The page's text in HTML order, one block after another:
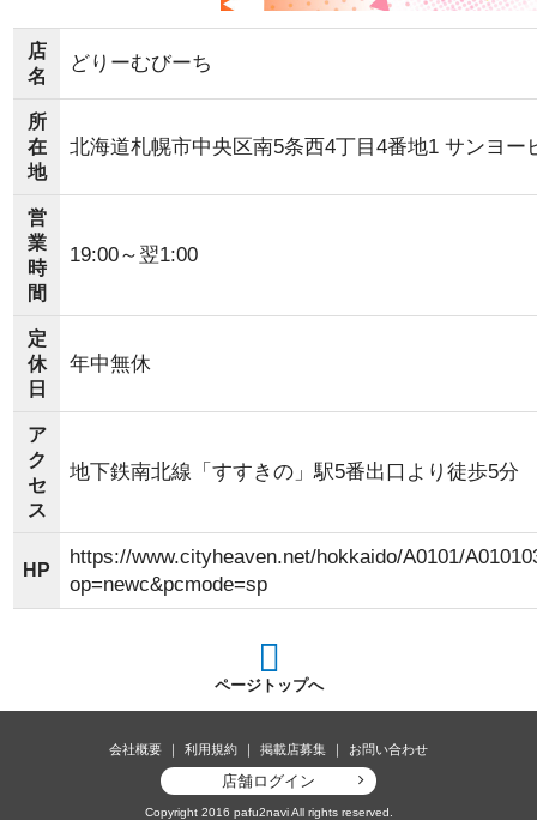
店
名
どりーむびーち
所
在
地
北海道札幌市中央区南5条西4丁目4番地1 サンヨー
営
業
時
間
19:00～翌1:00
定
休
日
年中無休
ア
ク
セ
ス
地下鉄南北線「すすきの」駅5番出口より徒歩5分
HP
https://www.cityheaven.net/hokkaido/A0101/
op=newc&pcmode=sp
ページトップへ
会社概要 利用規約 掲載店募集 お問い合わせ
店舗ログイン
Copyright 2016 pafu2navi All rights reserved.